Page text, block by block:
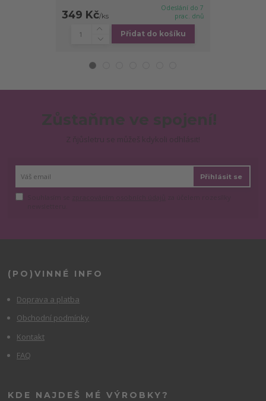
349 Kč/ks
Odeslání do 7
prac. dnů
Přidat do košíku
Přihlásit se
(PO)VINNÉ INFO
Doprava a platba
Obchodní podmínky
Kontakt
FAQ
KDE NAJDEŠ MÉ VÝROBKY?